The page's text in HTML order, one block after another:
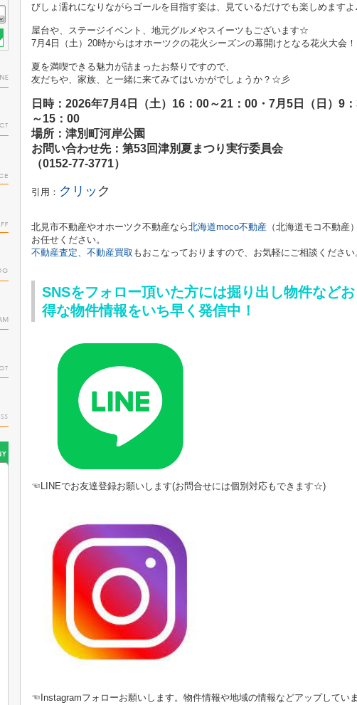
びしょ濡れになりながらゴールを目指す姿は、見ているだけでも楽しめますよ
屋台や、ステージイベント、地元グルメやスイーツもございます☆
7月4日（土）20時からはオホーツクの花火シーズンの幕開けとなる花火大会！
夏を満喫できる魅力が詰まったお祭りですので、
友だちや、家族、と一緒に来てみてはいかがでしょうか？☆彡
日時：2026年7月4日（土）16：00～21：00・7月5日（日）9
～15：00
場所：津別町河岸公園
お問い合わせ先：第53回津別夏まつり実行委員会
（0152-77-3771）
引用： クリッ ク
北見市不動産やオホーツク不動産なら北海道moco不動産 （北海道モコ不動産
お任せください。
不動産査定、不動産買取 もおこなっておりますので、 お気軽にご相談ください
SNSをフォロー頂いた方には掘り出し物件などお
得な物件情報をいち早く発信中！
☜LINEでお友達登録お願いします(お問合せには個別対応もできます☆)
☜Instagramフォローお願いします。物件情報や地域の情報などアップしてい